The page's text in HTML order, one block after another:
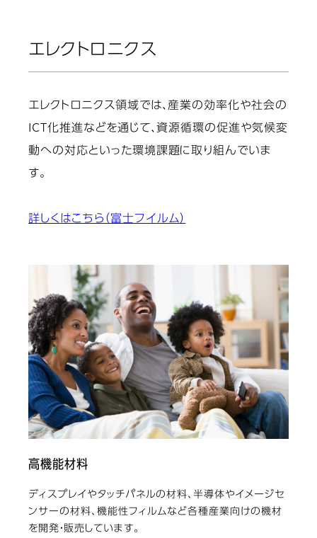
エレクトロニクス
エレクトロニクス領域では、産業の効率化や社会の
ICT化推進などを通じて、資源循環の促進や気候変
動への対応といった環境課題に取り組んでいま
す。
詳しくはこちら（富士フイルム）
高機能材料
ディスプレイやタッチパネルの材料、半導体やイメージセ
ンサーの材料、機能性フィルムなど各種産業向けの機材
を開発・販売しています。